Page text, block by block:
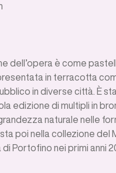
dell’opera è come
in terracotta
in diverse città. È
edizione di multipli in
naturale nelle
poi nella collezione del
di Portofino nei primi anni